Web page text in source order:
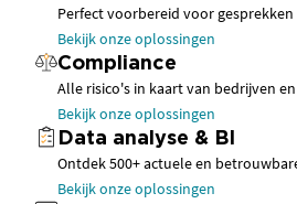
Perfect voorbereid voor
Bekijk onze oplossingen
Compliance
Alle risico's in kaart van bedrijven
Bekijk onze oplossingen
Data analyse & BI
Ontdek 500+ actuele en
Bekijk onze oplossingen